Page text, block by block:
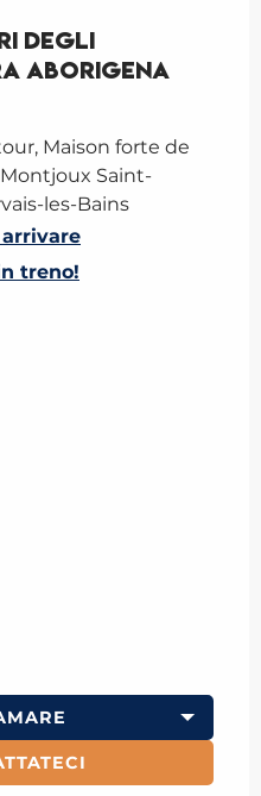
degli
aborigena
Maison forte de
Saint-
les-Bains
treno!